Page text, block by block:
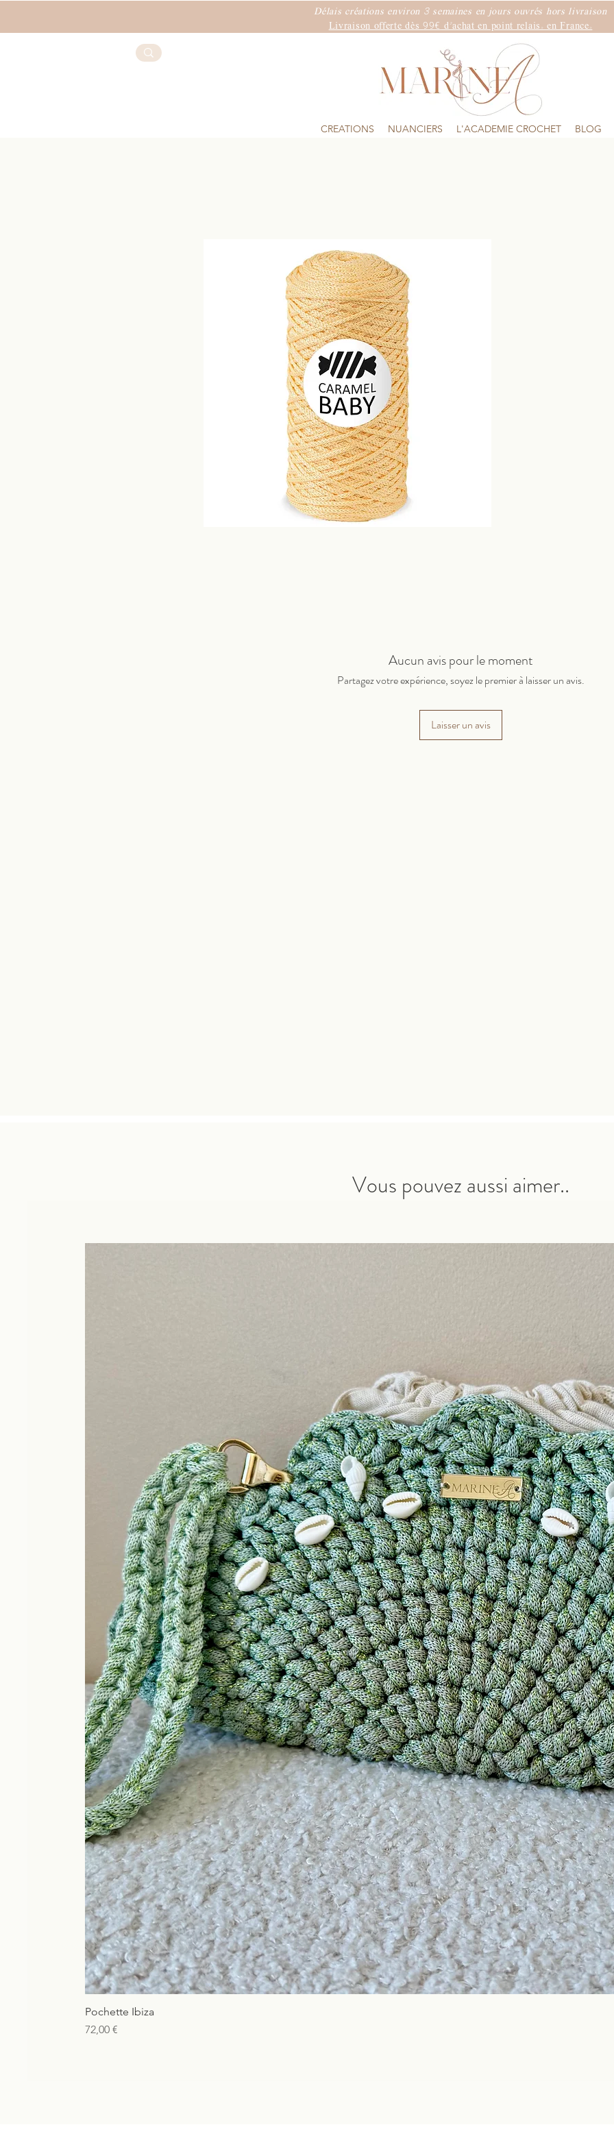
Délais créations environ 3 semaines en jours ouvrés hors livraison
Livraison offerte dès 99€ d'achat en point relais. en France.
CREATIONS NUANCIERS L'ACADEMIE CROCHET BLOG
Aucun avis pour le moment
Partagez votre expérience, soyez le premier à laisser un avis.
Laisser un avis
Vous pouvez aussi aimer..
Pochette Ibiza
Prix
72,00 €